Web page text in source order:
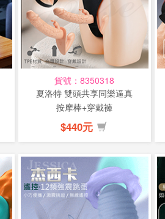
貨號：8350318
夏洛特 雙頭共享同樂逼真
按摩棒+穿戴褲
$440元